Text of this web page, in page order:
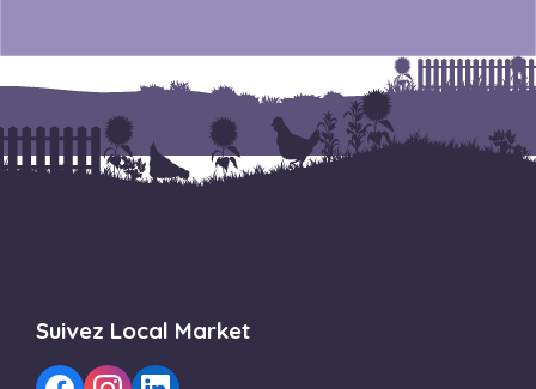
Suivez Local Market